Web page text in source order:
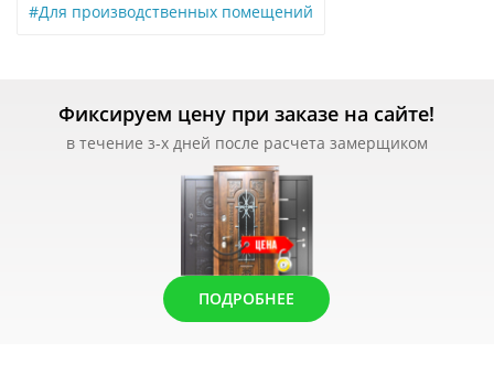
#Для производственных помещений
Фиксируем цену при заказе на сайте!
в течение з-х дней после расчета замерщиком
ПОДРОБНЕЕ